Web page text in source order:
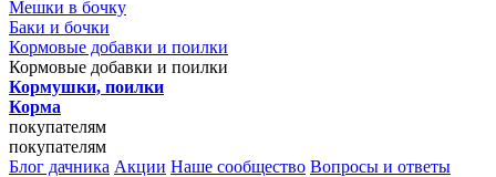
Мешки в бочку
Баки и бочки
Кормовые добавки и поилки
Кормовые добавки и поилки
Кормушки, поилки
Корма
покупателям
покупателям
Блог дачника Акции Наше сообщество Вопросы и ответы